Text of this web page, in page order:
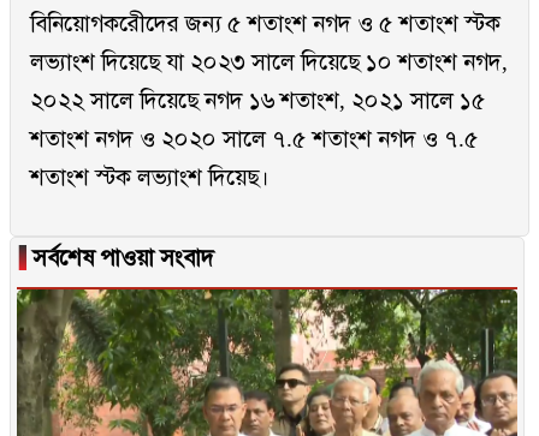
বিনিয়োগকরেীদের জন্য ৫ শতাংশ নগদ ও ৫ শতাংশ স্টক
লভ্যাংশ দিয়েছে যা ২০২৩ সালে দিয়েছে ১০ শতাংশ নগদ,
২০২২ সালে দিয়েছে নগদ ১৬ শতাংশ, ২০২১ সালে ১৫
শতাংশ নগদ ও ২০২০ সালে ৭.৫ শতাংশ নগদ ও ৭.৫
শতাংশ স্টক লভ্যাংশ দিয়েছ।
▐সর্বশেষ পাওয়া সংবাদ